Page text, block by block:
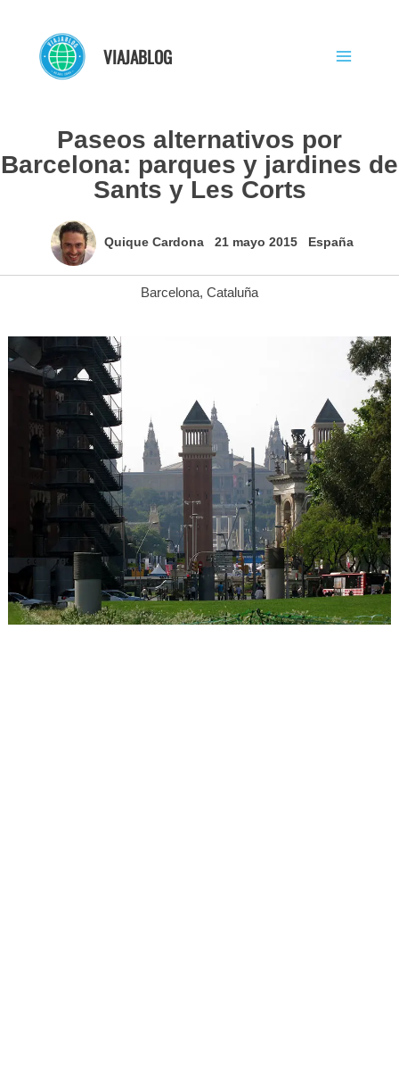
contenido
VIAJABLOG
Paseos alternativos por
Barcelona: parques y jardines de
Sants y Les Corts
Quique Cardona 21 mayo 2015 España
Barcelona, Cataluña